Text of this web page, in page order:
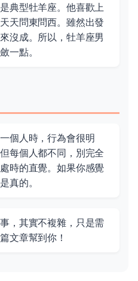
典型牡羊座。他喜歡上
天問東問西。雖然出發
沒成。所以，牡羊座男
一點。
個人時，行為會很明
每個人都不同，別完全
時的直覺。如果你感覺
真的。
，其實不複雜，只是需
文章幫到你！